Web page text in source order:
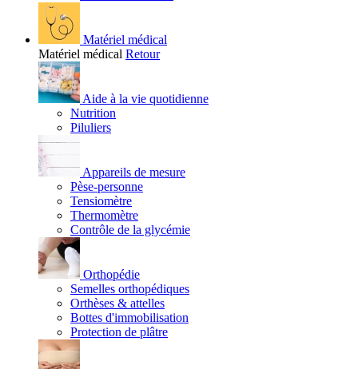
Matériel médical
Matériel médical Retour
Aide à la vie quotidienne
Nutrition
Piluliers
Appareils de mesure
Pèse-personne
Tensiomètre
Thermomètre
Contrôle de la glycémie
Orthopédie
Semelles orthopédiques
Orthèses & attelles
Bottes d'immobilisation
Protection de plâtre